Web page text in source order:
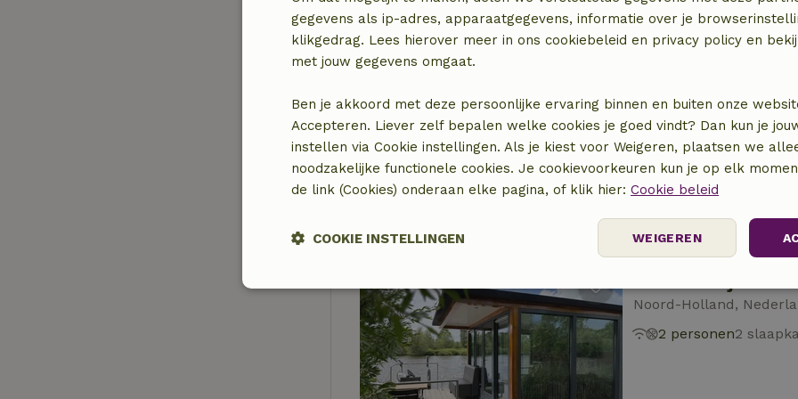
Noord-Brabant,
2 personen1
Noord-Holland,
2 personen2
gegevens als ip-adres, apparaatgegevens, informatie over je
klikgedrag. Lees hierover meer in ons cookiebeleid en privacy policy en
met jouw gegevens omgaat.
Ben je akkoord met deze persoonlijke ervaring binnen en buiten onze
Accepteren. Liever zelf bepalen welke cookies je goed vindt? Dan kun je
instellen via Cookie instellingen. Als je kiest voor Weigeren, plaatsen we
noodzakelijke functionele cookies. Je cookievoorkeuren kun je op elk
de link (Cookies) onderaan elke pagina, of klik hier: Cookie beleid
WEIGEREN
COOKIE INSTELLINGEN
Strikt
noodzakelijk
Prestatie Targeting Functioneel